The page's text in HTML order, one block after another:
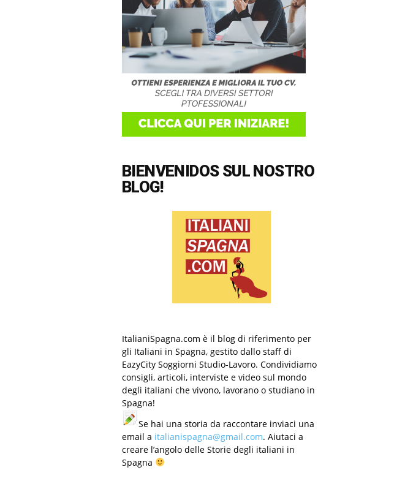
BIENVENIDOS SUL NOSTRO
BLOG!
ItalianiSpagna.com è il blog di riferimento per
gli Italiani in Spagna, gestito dallo staff di
EazyCity Soggiorni Studio-Lavoro. Condividiamo
consigli, articoli, interviste e video sul mondo
degli italiani che vivono, lavorano o studiano in
Spagna!
Se hai una storia da raccontare inviaci una
email a italianispagna@gmail.com. Aiutaci a
creare l’angolo delle Storie degli italiani in
Spagna